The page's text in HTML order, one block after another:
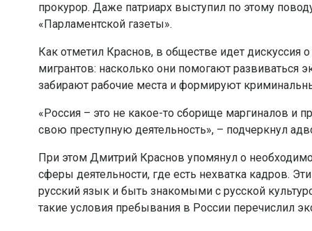
прокурор. Даже патриарх выступил по этому
«Парламентской газеты».
Как отметил Краснов, в обществе идет дискуссия
мигрантов: насколько они помогают развиваться
забирают рабочие места и формируют
«Россия – это не какое-то сборище маргиналов и
свою преступную деятельность», – подчеркнул
При этом Дмитрий Краснов упомянул о
сферы деятельности, где есть нехватка кадров.
русский язык и быть знакомыми с русской
такие условия пребывания в России перечислил